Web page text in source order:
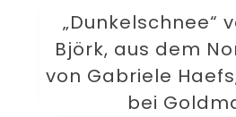
„Dunkelschnee“
Björk, aus dem
von Gabriele
bei